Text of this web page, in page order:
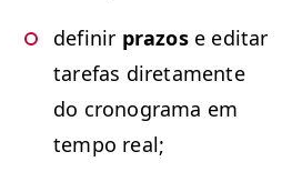
definir pra­zose edi­tar
tare­fas dire­ta­mente
do crono­gra­ma em
tem­po real;